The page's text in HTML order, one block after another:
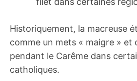
Historiquement, la macreuse
comme un mets « maigre » et
pendant le Carême dans
catholiques.